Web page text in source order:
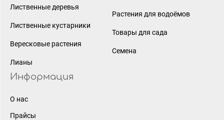
Лиственные деревья
Лиственные кустарники
Вересковые растения
Лианы
Растения для водоёмов
Товары для сада
Семена
Информация
О нас
Прайсы